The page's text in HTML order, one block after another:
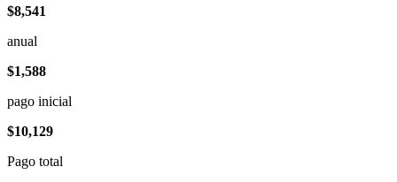
$8,541
anual
$1,588
pago inicial
$10,129
Pago total